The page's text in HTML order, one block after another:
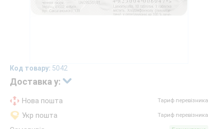
Код товару: 5042
Доставка у:
Нова пошта Тариф перевізника
Укр пошта Тариф перевізника